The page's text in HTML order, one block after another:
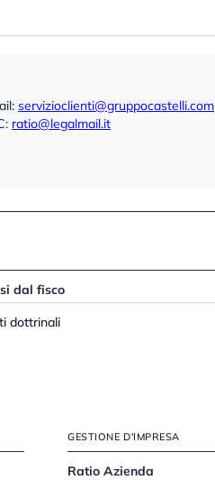
servizioclienti@gruppocastelli.com
ratio@legalmail.it
dal fisco
dottrinali
GESTIONE D'IMPRESA
Ratio Azienda